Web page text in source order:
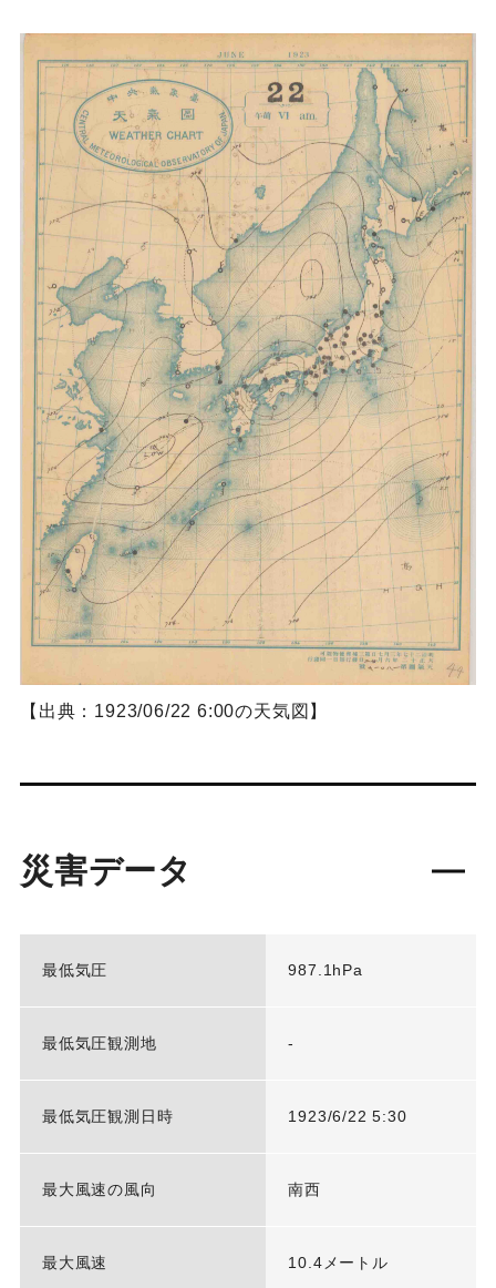
【出典：1923/06/22 6:00の天気図】
災害データ
最低気圧 987.1hPa
最低気圧観測地 -
最低気圧観測日時 1923/6/22 5:30
最大風速の風向 南西
最大風速 10.4メートル